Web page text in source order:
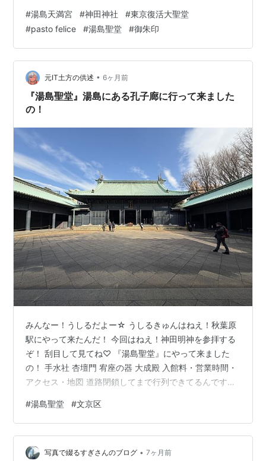
ー勉だった息子が 高校生になってから、自分で勉強に取
り組み 成果が出ていました👏 おかげ様です😌 御朱印 時
間 ：8時30分～17時30分 形態 ：直書き可 （今の時期は
書置きのみ） 初穂料：500円 せっかくなので、もう少し
足をのばします。 その前に湯島天満宮の正面から、歩い
て5分ほ…
#湯島天満宮 #神田神社 #東京復活大聖堂
#pasto felice #湯島聖堂 #御朱印
元IT土方の供述 • 6ヶ月前
『湯島聖堂』湯島にある孔子廊に行って来ました
の！
みんなー！うしるだよー☆ うしるきゅんはねえ！秋葉原
駅にやって来たんだ！ 今回はねえ！神田明神を参拝する
ぞ！ 刮目して見てね♡ 『湯島聖堂』にやって来ました
の！ 手水社 杏壇門 宥座の器 大成殿 入館料・営業時間・
アクセス・地図 道路閉鎖してまで行列できてるんですけ
いっぱい！？ これ絶対参拝し終えるに半日かかるやつだ
よね？明治神宮の比じゃないんだけど！！ やだやだこん
な寒空の中並ばされて！ ITクソ土方時代に、休み返上し
て並んで参拝させられたことあるけど、全然願い事なん
#湯島聖堂 #文京区
写真で綴るすぎさんのブログ • 7ヶ月前